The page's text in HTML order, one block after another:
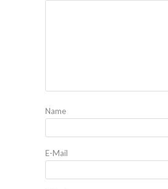
Name
E-Mail